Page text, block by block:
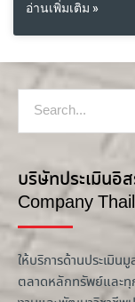
อ่านเพิ่มเติม »
บริษัทประเมินอิ
Company
ให้บริการด้านประเมิ
ตลาดหลักทรัพย์และทุ